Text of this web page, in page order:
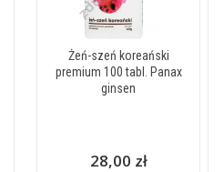
Żeń-szeń koreański
premium 100 tabl. Panax
ginsen
28,00 zł